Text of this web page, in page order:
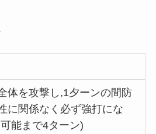
体を攻撃し,1夕ーンの間防
に関係なく必ず強打にな
能まで4ターン)